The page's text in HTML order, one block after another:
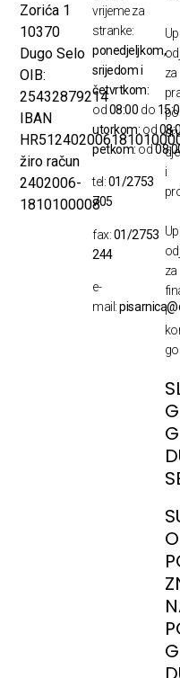
Zorića 1
10370
Dugo Selo
OIB:
25432879214
IBAN
žiro račun
2402006-
1810100008
vrijeme za
stranke:
ponedjeljkom,
srijedom i
četvrtkom:
od08:00 do
utorkom: od
petkom:od
tel:01/2753
705
fax:01/2753
244
e-
mail:
za
i
za
i